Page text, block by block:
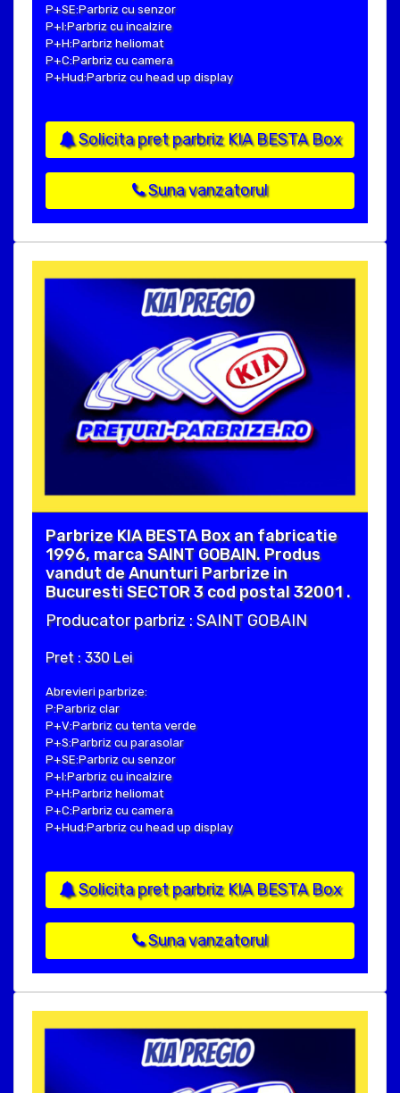
P+SE:Parbriz cu senzor
P+I:Parbriz cu incalzire
P+H:Parbriz heliomat
P+C:Parbriz cu camera
P+Hud:Parbriz cu head up display
Solicita pret parbriz KIA BESTA Box
Suna vanzatorul
Parbrize KIA BESTA Box an fabricatie
1996, marca SAINT GOBAIN. Produs
vandut de Anunturi Parbrize in
Bucuresti SECTOR 3 cod postal 32001 .
Producator parbriz : SAINT GOBAIN
Pret : 330 Lei
Abrevieri parbrize:
P:Parbriz clar
P+V:Parbriz cu tenta verde
P+S:Parbriz cu parasolar
P+SE:Parbriz cu senzor
P+I:Parbriz cu incalzire
P+H:Parbriz heliomat
P+C:Parbriz cu camera
P+Hud:Parbriz cu head up display
Solicita pret parbriz KIA BESTA Box
Suna vanzatorul